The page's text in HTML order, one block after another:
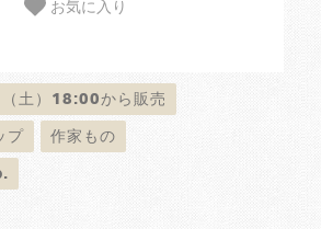
お気に入り
土）18:00から販売
プ 作家もの